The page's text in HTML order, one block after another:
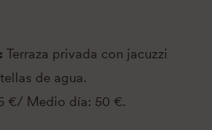
Terraza privada con jacuzzi
de agua.
€/ Medio día: 50 €.